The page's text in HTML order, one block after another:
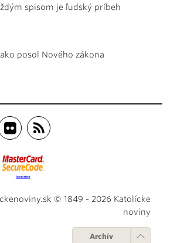
spisom je ľudský príbeh
posol Nového zákona
© 1849 - 2026 Katolícke
noviny
Archív